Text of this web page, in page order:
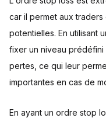
car il permet aux
potentielles. En utilisant
fixer un niveau
pertes, ce qui leur
importantes en cas de
En ayant un ordre stop